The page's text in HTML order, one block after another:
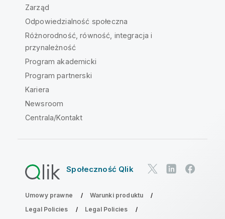
Zarząd
Odpowiedzialność społeczna
Różnorodność, równość, integracja i
przynależność
Program akademicki
Program partnerski
Kariera
Newsroom
Centrala/Kontakt
Społeczność Qlik
Umowy prawne
Warunki produktu
Legal Policies
Legal Policies